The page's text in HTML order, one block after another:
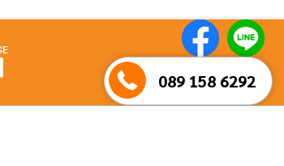
089 158 6292